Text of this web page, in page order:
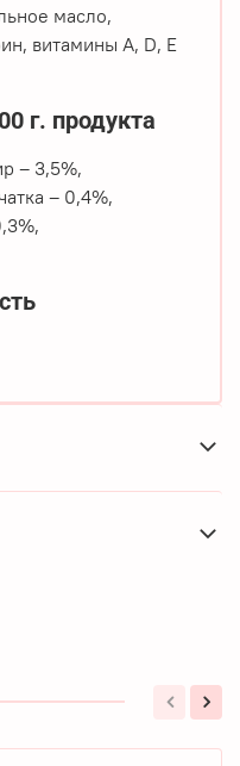
масло,
витамины А, D, E
г. продукта
– 3,5%,
– 0,4%,